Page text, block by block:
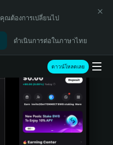
คุณต้องการเปลี่ยนไป
ดำเนินการต่อในภาษาไทย
ดาวน์โหลดเลย